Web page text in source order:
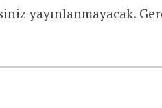
yayınlanmayacak.